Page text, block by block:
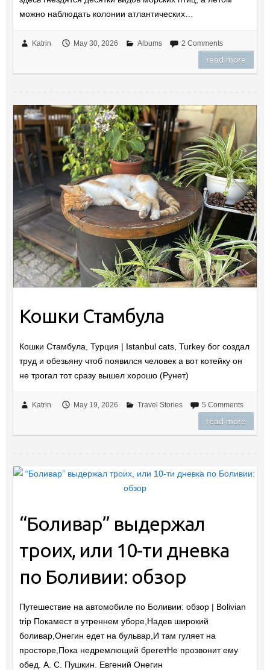
можно наблюдать колонии атлантических…
Katrin May 30, 2026 Albums 2 Comments
read more
Кошки Стамбула
Кошки Стамбула, Турция | Istanbul cats, Turkey бог создал
труд и обезьяну чтоб появился человек а вот котейку он
не трогал тот сразу вышел хорошо (Рунет)
Katrin May 19, 2026 Travel Stories 5 Comments
read more
“Боливар” выдержал
троих, или 10-ти дневка
по Боливии: обзор
Путешествие на автомобиле по Боливии: обзор | Bolivian
trip Покамест в утреннем уборе,Надев широкий
боливар,Онегин едет на бульвар,И там гуляет на
просторе,Пока недремлющий брегетНе прозвонит ему
обед. А. С. Пушкин. Евгений Онегин